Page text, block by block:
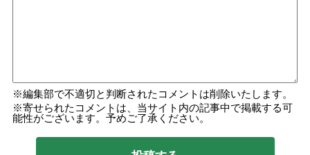
編集部で不適切と判断されたコメントは削除いたします。
寄せられたコメントは、当サイト内の記事中で掲載する可
能性がございます。予めご了承ください。